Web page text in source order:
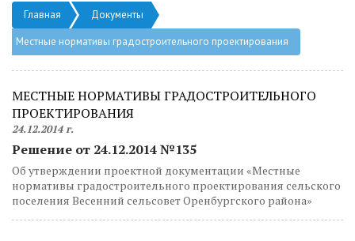
Главная
Документы
Местные нормативы градостроительного проектирования
МЕСТНЫЕ НОРМАТИВЫ ГРАДОСТРОИТЕЛЬНОГО
ПРОЕКТИРОВАНИЯ
24.12.2014 г.
Решение от 24.12.2014 №135
Об утверждении проектной документации «Местные
нормативы градостроительного проектирования сельского
поселения Весенний сельсовет Оренбургского района»